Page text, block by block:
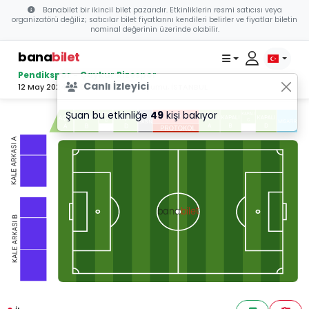
Banabilet bir ikincil bilet pazarıdır. Etkinliklerin resmi satıcısı veya
organizatörü değiliz; satıcılar bilet fiyatlarını kendileri belirler ve fiyatlar biletin
nominal değerinin üzerinde olabilir.
banabilet
Pendikspor - Çaykur Rizespor
12 May 2024 20:00 - Pendik Stadyumu, İSTANBUL
banabilet
Canlı İzleyici
Şuan bu etkinliğe 49 kişi bakıyor